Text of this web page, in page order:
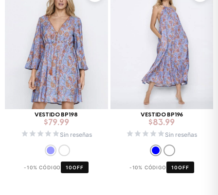
VESTIDO BP198
$79.99
Sin reseñas
-10% CÓDIGO 10OFF
VESTIDO BP196
$83.99
Sin reseñas
-10% CÓDIGO 10OFF